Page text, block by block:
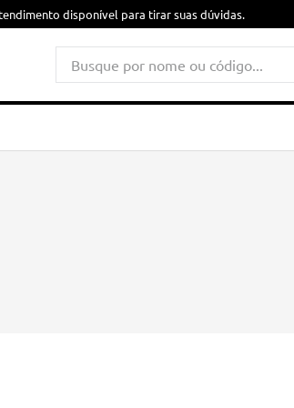
Busque por nome ou código...